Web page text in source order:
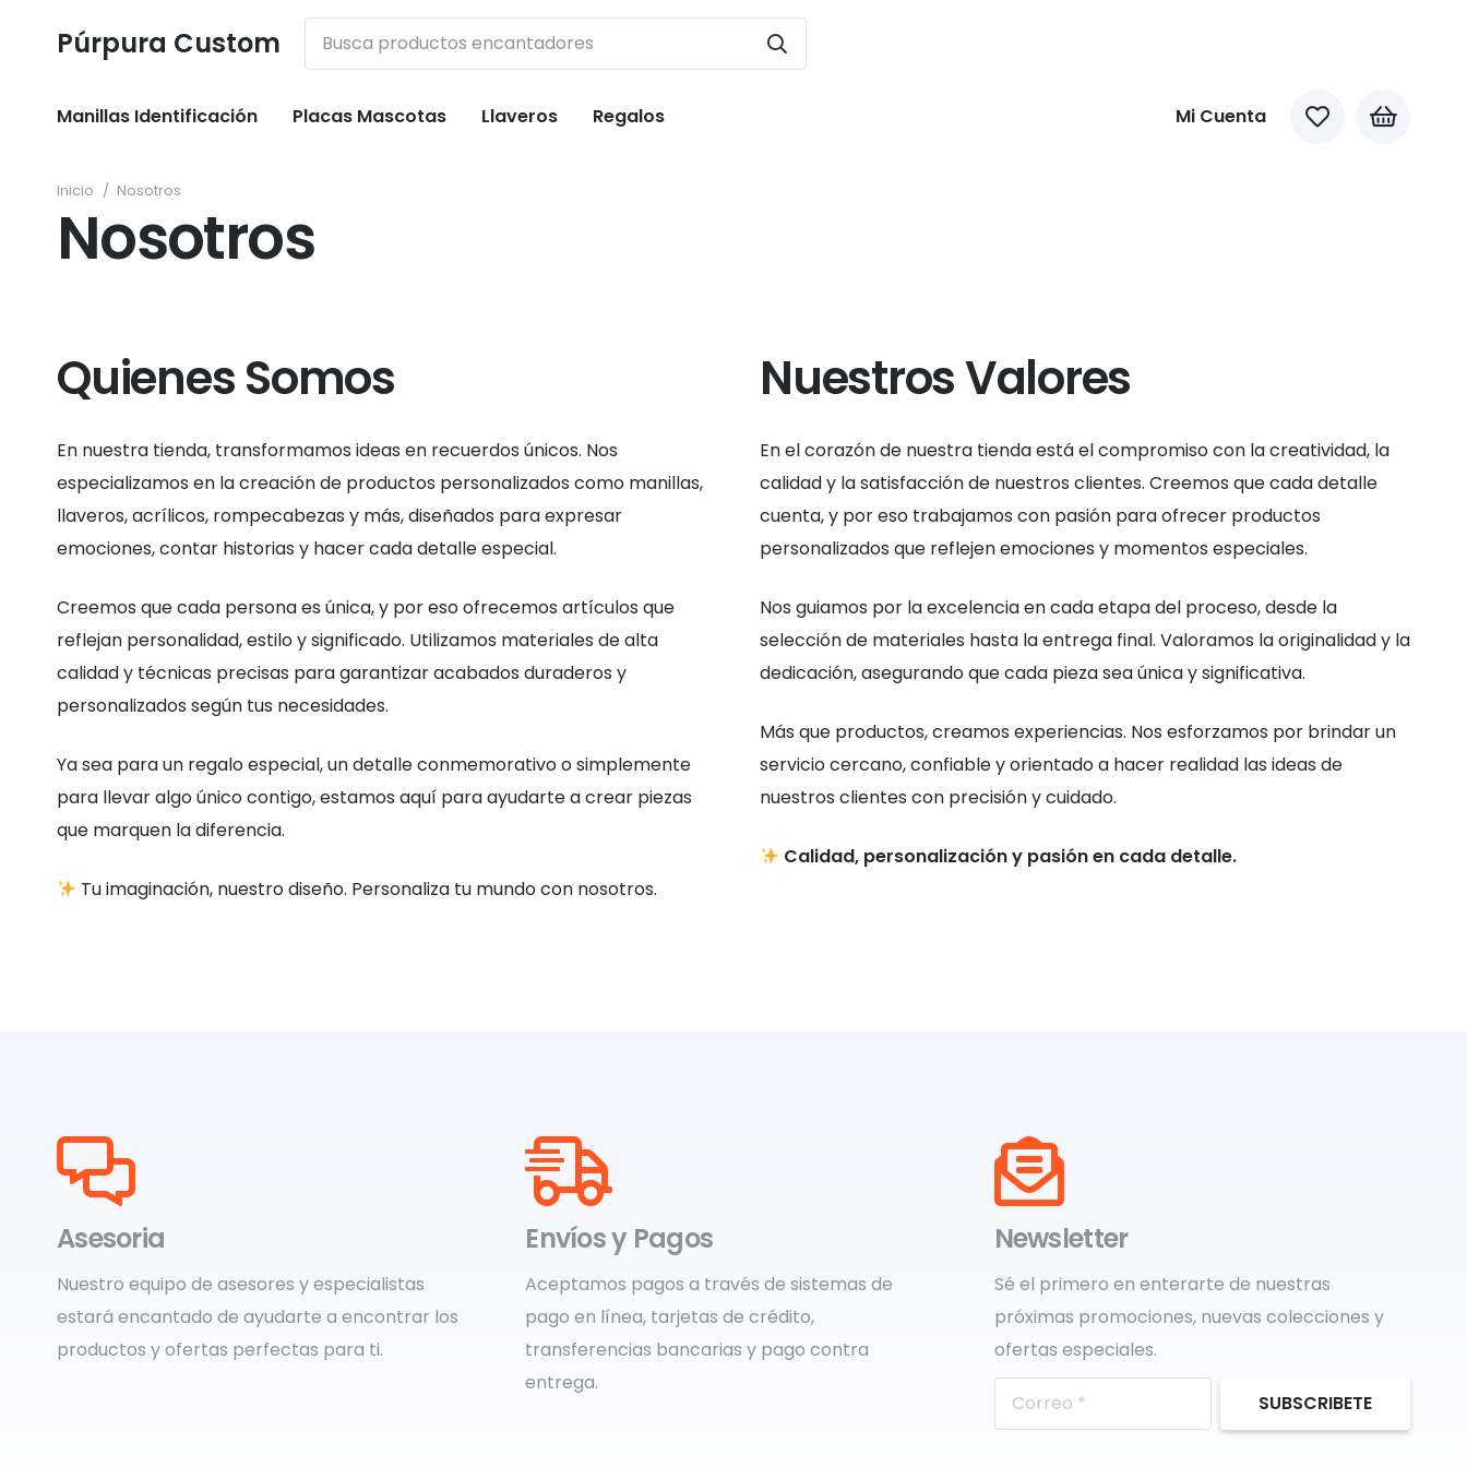
Púrpura Custom
Manillas Identificación Placas Mascotas Llaveros Regalos Mi Cuenta
Inicio / Nosotros
Nosotros
Quienes Somos
En nuestra tienda, transformamos ideas en recuerdos únicos. Nos
especializamos en la creación de productos personalizados como manillas,
llaveros, acrílicos, rompecabezas y más, diseñados para expresar
emociones, contar historias y hacer cada detalle especial.
Creemos que cada persona es única, y por eso ofrecemos artículos que
reflejan personalidad, estilo y significado. Utilizamos materiales de alta
calidad y técnicas precisas para garantizar acabados duraderos y
personalizados según tus necesidades.
Ya sea para un regalo especial, un detalle conmemorativo o simplemente
para llevar algo único contigo, estamos aquí para ayudarte a crear piezas
que marquen la diferencia.
Tu imaginación, nuestro diseño. Personaliza tu mundo con nosotros.
Nuestros Valores
En el corazón de nuestra tienda está el compromiso con la creatividad, la
calidad y la satisfacción de nuestros clientes. Creemos que cada detalle
cuenta, y por eso trabajamos con pasión para ofrecer productos
personalizados que reflejen emociones y momentos especiales.
Nos guiamos por la excelencia en cada etapa del proceso, desde la
selección de materiales hasta la entrega final. Valoramos la originalidad y la
dedicación, asegurando que cada pieza sea única y significativa.
Más que productos, creamos experiencias. Nos esforzamos por brindar un
servicio cercano, confiable y orientado a hacer realidad las ideas de
nuestros clientes con precisión y cuidado.
Calidad, personalización y pasión en cada detalle.
Asesoria
Nuestro equipo de asesores y especialistas
estará encantado de ayudarte a encontrar los
productos y ofertas perfectas para ti.
Envíos y Pagos
Aceptamos pagos a través de sistemas de
pago en línea, tarjetas de crédito,
transferencias bancarias y pago contra
entrega.
Newsletter
Sé el primero en enterarte de nuestras
próximas promociones, nuevas colecciones y
ofertas especiales.
SUBSCRIBETE